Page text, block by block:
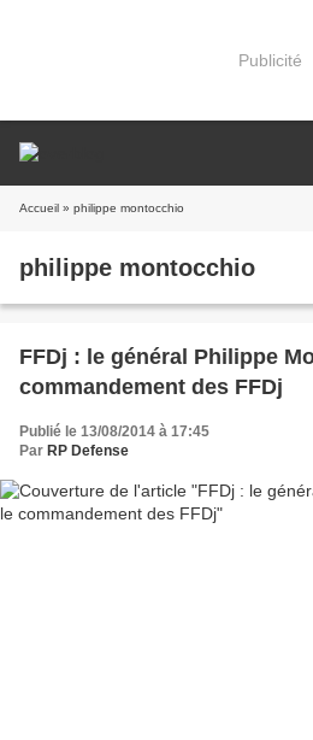
Publicité
Accueil » philippe montocchio
philippe montocchio
FFDj : le général Philippe
commandement des FFDj
Publié le 13/08/2014 à 17:45
Par RP Defense